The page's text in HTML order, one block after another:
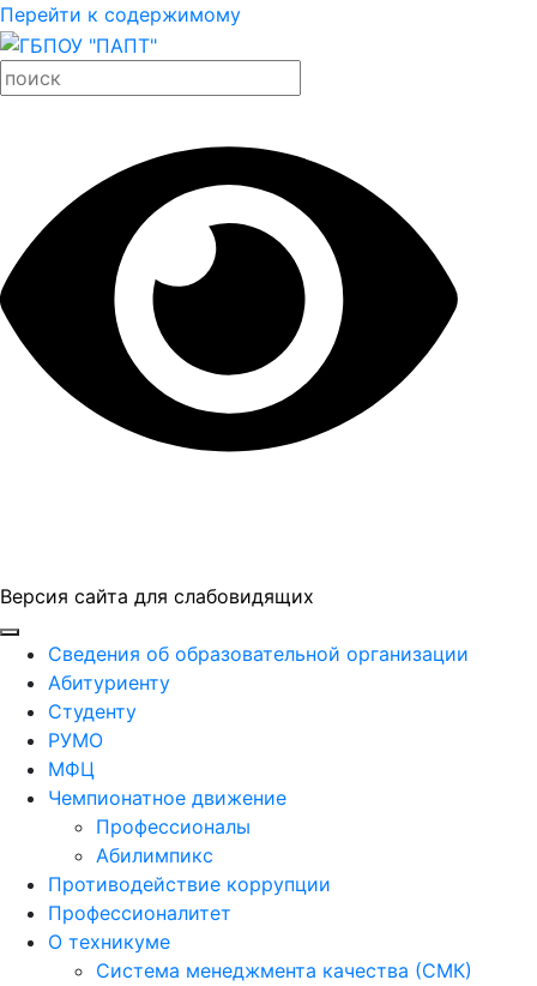
Перейти к содержимому
Версия сайта для слабовидящих
ГБПОУ "ПАПТ"
Сведения об образовательной организации
Абитуриенту
Студенту
РУМО
МФЦ
Чемпионатное движение
Профессионалы
Абилимпикс
Противодействие коррупции
Профессионалитет
О техникуме
Система менеджмента качества (СМК)